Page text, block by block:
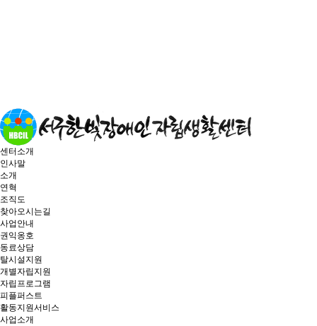
센터소개
인사말
소개
연혁
조직도
찾아오시는길
사업안내
권익옹호
동료상담
탈시설지원
개별자립지원
자립프로그램
피플퍼스트
활동지원서비스
사업소개